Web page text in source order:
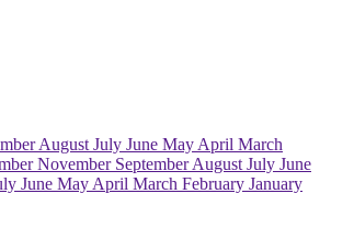
August July June May April March
November SeptemberAugust July June
June May April March February January